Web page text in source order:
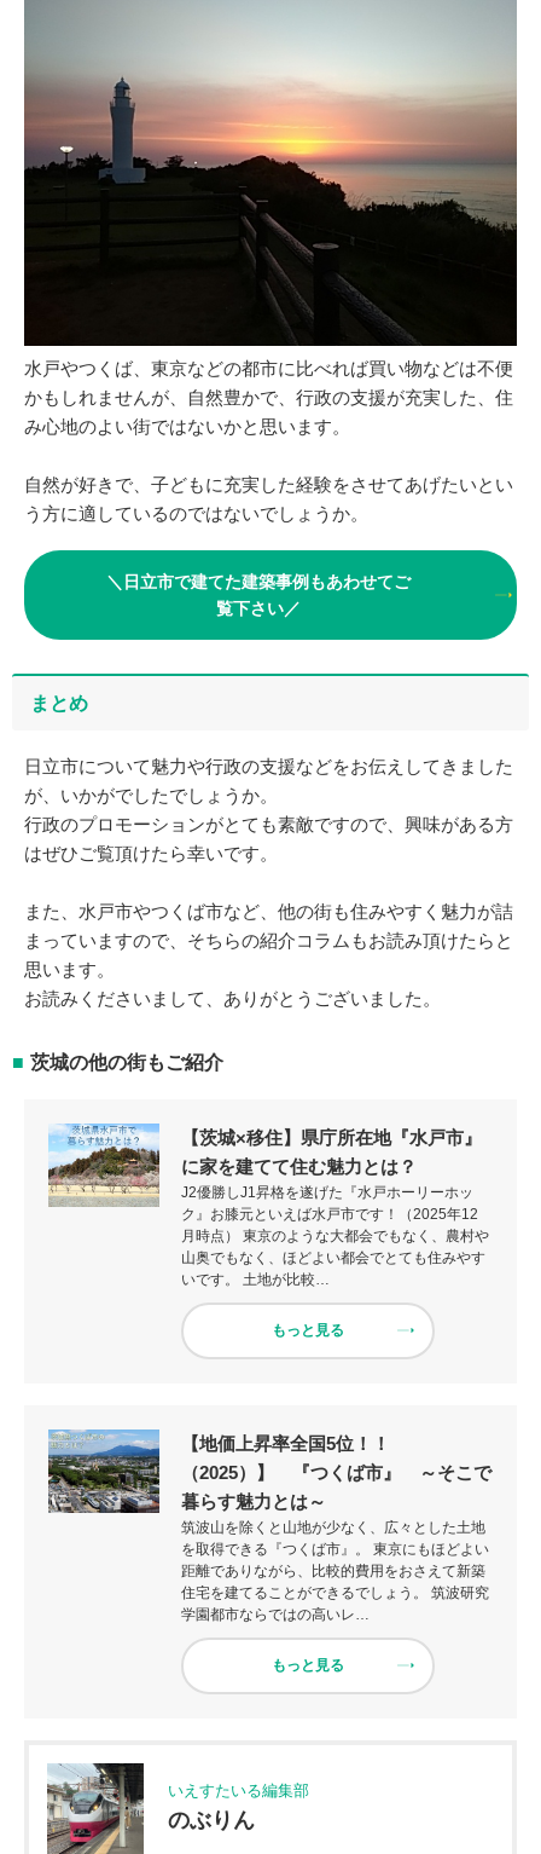
水戸やつくば、東京などの都市に比べれば買い物などは不便
かもしれませんが、自然豊かで、行政の支援が充実した、住
み心地のよい街ではないかと思います。
自然が好きで、子どもに充実した経験をさせてあげたいとい
う方に適しているのではないでしょうか。
＼日立市で建てた建築事例もあわせてご
覧下さい／
まとめ
日立市について魅力や行政の支援などをお伝えしてきました
が、いかがでしたでしょうか。
行政のプロモーションがとても素敵ですので、興味がある方
はぜひご覧頂けたら幸いです。
また、水戸市やつくば市など、他の街も住みやすく魅力が詰
まっていますので、そちらの紹介コラムもお読み頂けたらと
思います。
お読みくださいまして、ありがとうございました。
茨城の他の街もご紹介
【茨城×移住】県庁所在地『水戸市』
に家を建てて住む魅力とは？
J2優勝しJ1昇格を遂げた『水戸ホーリーホッ
ク』お膝元といえば水戸市です！（2025年12
月時点） 東京のような大都会でもなく、農村や
山奥でもなく、ほどよい都会でとても住みやす
いです。 土地が比較…
もっと見る
【地価上昇率全国5位！！
（2025）】 『つくば市』 ～そこで
暮らす魅力とは～
筑波山を除くと山地が少なく、広々とした土地
を取得できる『つくば市』。 東京にもほどよい
距離でありながら、比較的費用をおさえて新築
住宅を建てることができるでしょう。 筑波研究
学園都市ならではの高いレ…
もっと見る
いえすたいる編集部
のぶりん